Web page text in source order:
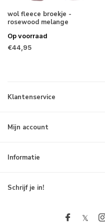
wol fleece broekje -
rosewood melange
Op voorraad
€44,95
Klantenservice
Mijn account
Informatie
Schrijf je in!